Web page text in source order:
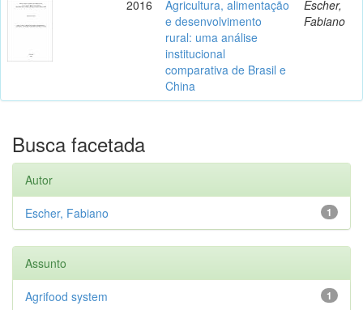
2016
Agricultura, alimentação
e desenvolvimento
rural: uma análise
institucional
comparativa de Brasil e
China
Escher,
Fabiano
Busca facetada
Autor
1
Escher, Fabiano
Assunto
1
Agrifood system